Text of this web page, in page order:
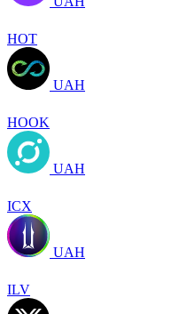
HOT
UAH
HOOK
UAH
ICX
UAH
ILV